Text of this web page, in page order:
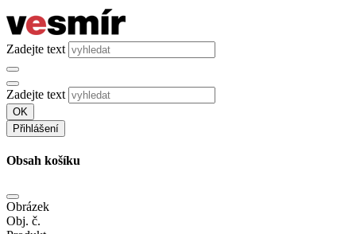
Zadejte text
Zadejte text
OK
Přihlášení
Obsah košíku
Obrázek
Obj. č.